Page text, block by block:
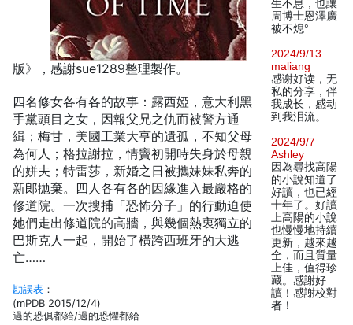
版》，感謝sue1289整理製作。
四名修女各有各的故事：露西婭，意大利黑
手黨頭目之女，因報父兄之仇而被警方通
緝；梅甘，美國工業大亨的遺孤，不知父母
為何人；格拉謝拉，情竇初開時失身於母親
的姘夫；特雷莎，新婚之日被攜妹妹私奔的
新郎拋棄。四人各有各的因緣進入最嚴格的
修道院。一次搜捕「恐怖分子」的行動迫使
她們走出修道院的高牆，與幾個熱衷獨立的
巴斯克人一起，開始了橫跨西班牙的大逃
亡……
勘誤表 ：
(mPDB 2015/12/4)
過的恐俱都給/過的恐懼都給
生不息，也讓
周博士恩澤廣
被不熄°
2024/9/13
maliang
感谢好读，无
私的分享，伴
我成长，感动
到我泪流。
2024/9/7
Ashley
因為尋找高陽
的小說知道了
好讀，也已經
十年了。好讀
上高陽的小說
也慢慢地持續
更新，越來越
全，而且質量
上佳，值得珍
藏。感謝好
讀！感謝校對
者！